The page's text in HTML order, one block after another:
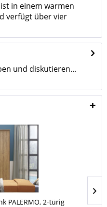
in einem warmen
verfügt über vier
und diskutieren...
PALERMO, 2-türig